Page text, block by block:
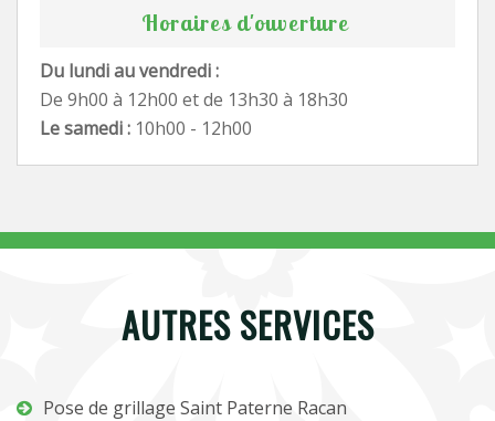
Horaires d'ouverture
Du lundi au vendredi :
De 9h00 à 12h00 et de 13h30 à 18h30
Le samedi : 10h00 - 12h00
AUTRES SERVICES
Pose de grillage Saint Paterne Racan